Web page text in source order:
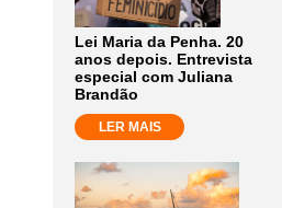
Lei Maria da Penha. 20
anos depois. Entrevista
especial com Juliana
Brandão
LER MAIS